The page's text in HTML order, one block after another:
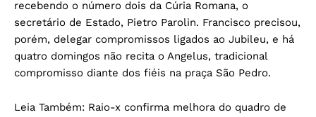
recebendo o número dois da Cúria Romana, o
secretário de Estado, Pietro Parolin. Francisco precisou,
porém, delegar compromissos ligados ao Jubileu, e há
quatro domingos não recita o Angelus, tradicional
compromisso diante dos fiéis na praça São Pedro.
Leia Também: Raio-x confirma melhora do quadro de